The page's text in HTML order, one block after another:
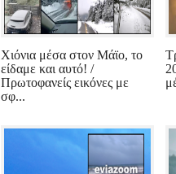
Χιόνια μέσα στον Μάϊο, το
είδαμε και αυτό! /
Πρωτοφανείς εικόνες με
σφ...